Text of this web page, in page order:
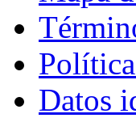
Datos